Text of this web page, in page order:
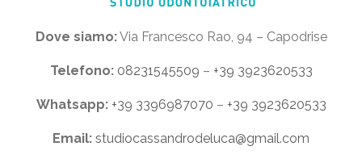
Dove siamo:Via Francesco Rao, 94 – Capodrise
Telefono: 08231545509 – +39 3923620533
Whatsapp: +39 3396987070 – +39 3923620533
Email: studiocassandrodeluca@gmail.com